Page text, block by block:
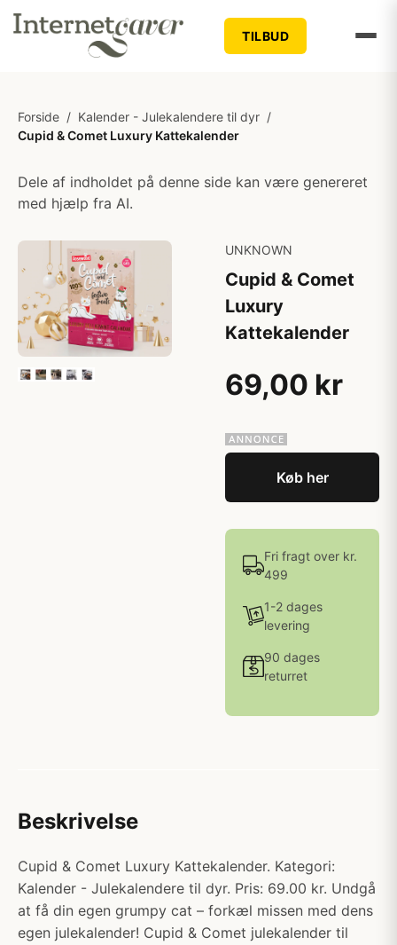
TILBUD
Forside / Kalender - Julekalendere til dyr /
Cupid & Comet Luxury Kattekalender
Dele af indholdet på denne side kan være genereret
med hjælp fra AI.
UNKNOWN
Cupid & Comet
Luxury
Kattekalender
69,00 kr
Køb her
Fri fragt over kr.
499
1-2 dages
levering
90 dages
returret
Beskrivelse
Cupid & Comet Luxury Kattekalender. Kategori:
Kalender - Julekalendere til dyr. Pris: 69.00 kr. Undgå
at få din egen grumpy cat – forkæl missen med dens
egen julekalender! Cupid & Comet julekalender til